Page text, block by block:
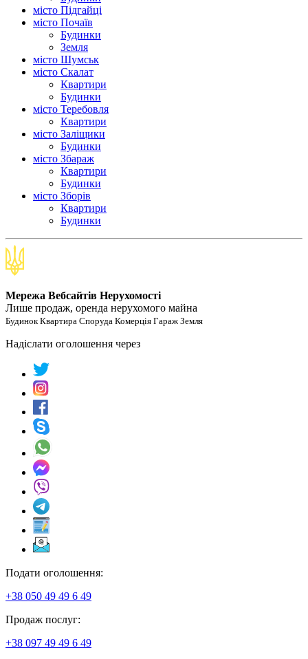
місто Підгайці
місто Почаїв
Будинки
Земля
місто Шумськ
місто Скалат
Квартири
Будинки
місто Теребовля
Квартири
місто Залiщики
Будинки
місто Збараж
Квартири
Будинки
місто Зборів
Квартири
Будинки
Мережа Вебсайтів Нерухомості
Лише продаж, оренда нерухомого майна
Будинок Квартира Споруда Комерція Гараж Земля
Надіслати оголошення через
Подати оголошення:
+38 050 49 49 6 49
Продаж послуг:
+38 097 49 49 6 49